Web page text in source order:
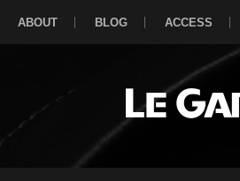
ABOUT BLOG ACCESS